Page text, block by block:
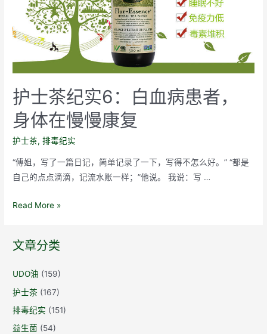
护士茶纪实6：白血病患者，
身体在慢慢康复
护士茶,排毒纪实
“傅姐，写了一篇日记，简单记录了一下，写得不怎么好。” “都是
自己的点点滴滴，记流水账一样；”他说。 我说：写 …
护
纪
6：
白
血
病
Read More »
文章分类
UDO油 (159)
护士茶 (167)
排毒纪实 (151)
益生菌 (54)